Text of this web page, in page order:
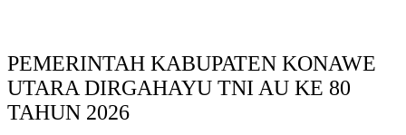
PEMERINTAH KABUPATEN KONAWE
UTARA DIRGAHAYU TNI AU KE 80
TAHUN 2026